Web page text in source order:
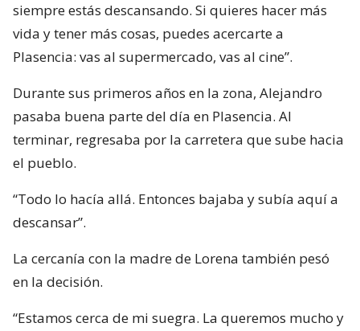
siempre estás descansando. Si quieres hacer más
vida y tener más cosas, puedes acercarte a
Plasencia: vas al supermercado, vas al cine”.
Durante sus primeros años en la zona, Alejandro
pasaba buena parte del día en Plasencia. Al
terminar, regresaba por la carretera que sube hacia
el pueblo.
“Todo lo hacía allá. Entonces bajaba y subía aquí a
descansar”.
La cercanía con la madre de Lorena también pesó
en la decisión.
“Estamos cerca de mi suegra. La queremos mucho y